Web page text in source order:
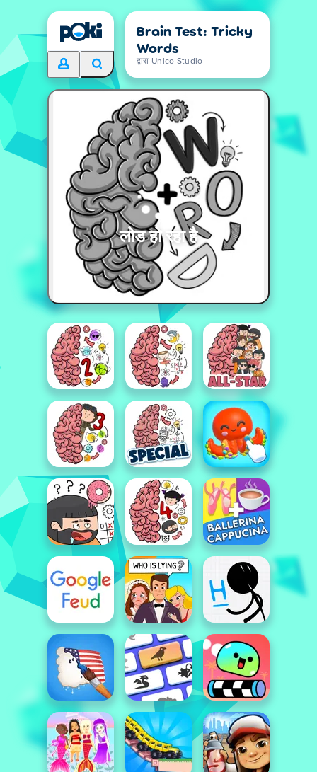
Brain Test: Tricky
Words
द्वारा Unico Studio
लोड हो रहा है